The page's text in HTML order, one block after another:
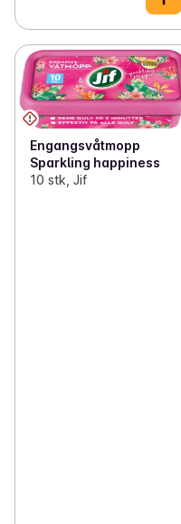
Engangsvåtmopp
Sparkling happiness
10 stk, Jif